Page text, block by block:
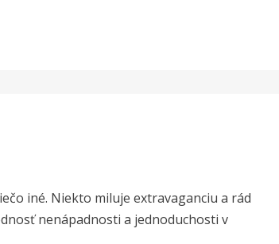
iné. Niekto miluje extravaganciu a rád
nenápadnosti a jednoduchosti v